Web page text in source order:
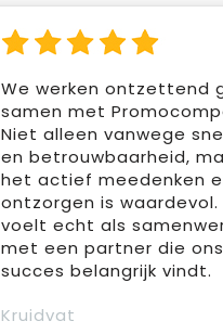
We werken ontzettend
samen met
Niet alleen vanwege
en betrouwbaarheid,
het actief meedenken
ontzorgen is waardevol.
voelt echt als
met een partner die ons
succes belangrijk vindt.
Kruidvat